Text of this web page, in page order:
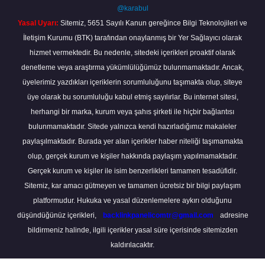
@karabul
Yasal Uyarı: Sitemiz, 5651 Sayılı Kanun gereğince Bilgi Teknolojileri ve
İletişim Kurumu (BTK) tarafından onaylanmış bir Yer Sağlayıcı olarak
hizmet vermektedir. Bu nedenle, sitedeki içerikleri proaktif olarak
denetleme veya araştırma yükümlülüğümüz bulunmamaktadır. Ancak,
üyelerimiz yazdıkları içeriklerin sorumluluğunu taşımakta olup, siteye
üye olarak bu sorumluluğu kabul etmiş sayılırlar. Bu internet sitesi,
herhangi bir marka, kurum veya şahıs şirketi ile hiçbir bağlantısı
bulunmamaktadır. Sitede yalnızca kendi hazırladığımız makaleler
paylaşılmaktadır. Burada yer alan içerikler haber niteliği taşımamakta
olup, gerçek kurum ve kişiler hakkında paylaşım yapılmamaktadır.
Gerçek kurum ve kişiler ile isim benzerlikleri tamamen tesadüfidir.
Sitemiz, kar amacı gütmeyen ve tamamen ücretsiz bir bilgi paylaşım
platformudur. Hukuka ve yasal düzenlemelere aykırı olduğunu
düşündüğünüz içerikleri,
backlinkpanelicomtr@gmail.com
adresine
bildirmeniz halinde, ilgili içerikler yasal süre içerisinde sitemizden
kaldırılacaktır.